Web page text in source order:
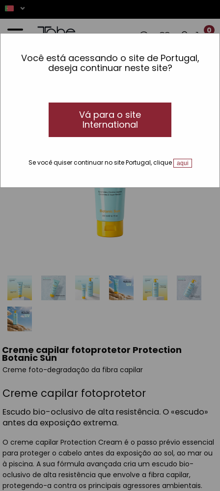
Você está acessando o site de Portugal,
deseja continuar neste site?
Vá para o site
International
Se você quiser continuar no site Portugal, clique aqui
0
REALIZADAS ENTRE 7 E 16
Creme capilar fotoprotetor Protection
Botanic Sun
Creme foto-degradação da fibra capilar
Creme capilar fotoprotetor
Escudo bio-oclusivo de alta resistência. O «escudo»
antes da exposição extrema.
O creme capilar Protection Cream é o passo prévio essencial
para proteger o cabelo antes da exposição ao sol, ao mar ou
à piscina. A sua fórmula avançada cria um escudo bio-
oclusivo de alta resistência que envolve a fibra capilar,
protegendo-a contra os principais agressores ambientais.